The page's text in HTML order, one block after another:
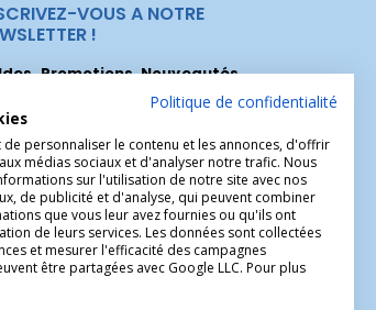
VOUS A NOTRE
!
Promotions, Nouveautés...
vous maintenant pour recevoir
meilleures offres.
Politique de confidentialité
personnaliser le contenu et les annonces, d'offrir
médias sociaux et d'analyser notre trafic. Nous
sur l'utilisation de notre site avec nos
de publicité et d'analyse, qui peuvent combiner
que vous leur avez fournies ou qu'ils ont
de leurs services. Les données sont collectées
et mesurer l'efficacité des campagnes
être partagées avec Google LLC. Pour plus